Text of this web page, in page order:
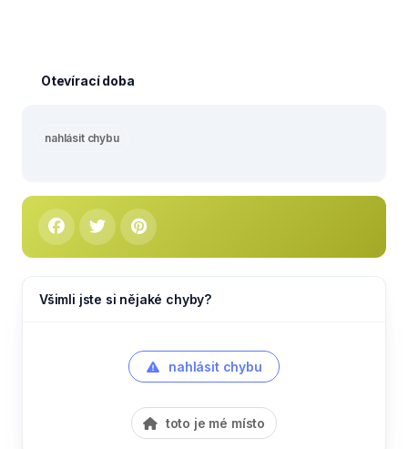
Otevírací doba
nahlásit chybu
Všimli jste si nějaké chyby?
nahlásit chybu
toto je mé místo